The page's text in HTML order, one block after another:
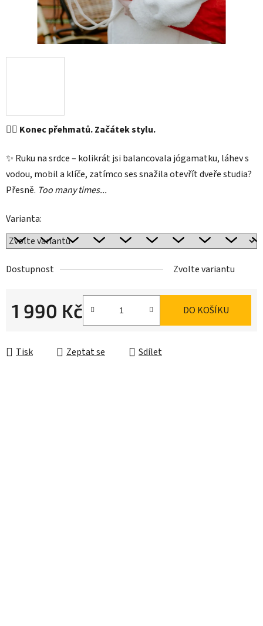
🧘‍♀️ Konec přehmatů. Začátek stylu.
✨ Ruku na srdce – kolikrát jsi balancovala jógamatku, láhev s
vodou, mobil a klíče, zatímco ses snažila otevřít dveře studia?
Přesně. Too many times...
Varianta:
Dostupnost Zvolte variantu
1 990 Kč DO KOŠÍKU
Tisk Zeptat se Sdílet